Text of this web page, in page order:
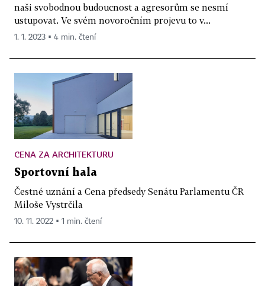
naši svobodnou budoucnost a agresorům se nesmí
ustupovat. Ve svém novoročním projevu to v...
1. 1. 2023 ▪ 4 min. čtení
CENA ZA ARCHITEKTURU
Sportovní hala
Čestné uznání a Cena předsedy Senátu Parlamentu ČR
Miloše Vystrčila
10. 11. 2022 ▪ 1 min. čtení